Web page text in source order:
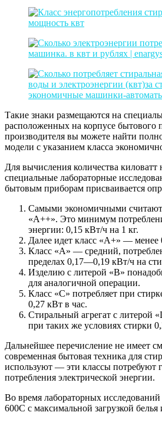
Такие знаки размещаются на
расположенных на корпусе бытового
производителя вы можете найти
модели с указанием класса
Для вычисления количества киловатт
специальные лабораторные
бытовым приборам присваивается
Самыми экономичными
«A++». Это минимум
энергии: 0,15 кВт/ч на 1 кг.
Далее идет класс «А+» — менее
Класс «А» — средний,
пределах 0,17—0,19 кВт/ч на
Изделию с литерой «В»
для аналогичной операции.
Класс «С» потребляет при
0,27 кВт в час.
Стиральный агрегат с литерой
при таких же условиях стирки
Дальнейшее перечисление не имеет
современная бытовая техника для
используют — эти классы потребуют
потребления электрической энергии.
Во время лабораторных
600C с максимальной загрузкой белья